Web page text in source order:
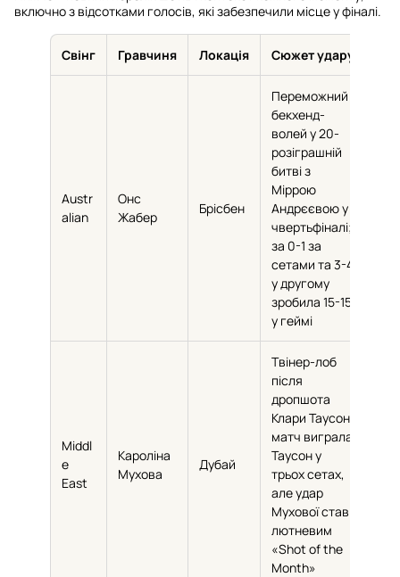
включно з відсотками голосів, які забезпечили місце у фіналі.
Свінг Гравчиня Локація Сюжет удару
Austr
alian
Онс
Жабер
Брісбен
Переможний
бекхенд-
волей у 20-
розіграшній
битві з
Міррою
Андрєєвою у
чвертьфіналі;
за 0-1 за
сетами та 3-4
у другому
зробила 15-15
у геймі
Middl
e
East
Кароліна
Мухова
Дубай
Твінер-лоб
після
дропшота
Клари Таусон;
матч виграла
Таусон у
трьох сетах,
але удар
Мухової став
лютневим
«Shot of the
Month»